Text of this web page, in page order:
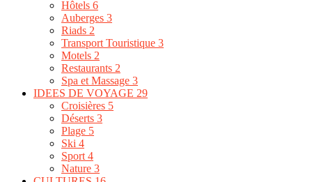
Hôtels 6
Auberges 3
Riads 2
Transport Touristique 3
Motels 2
Restaurants 2
Spa et Massage 3
IDEES DE VOYAGE 29
Croisières 5
Déserts 3
Plage 5
Ski 4
Sport 4
Nature 3